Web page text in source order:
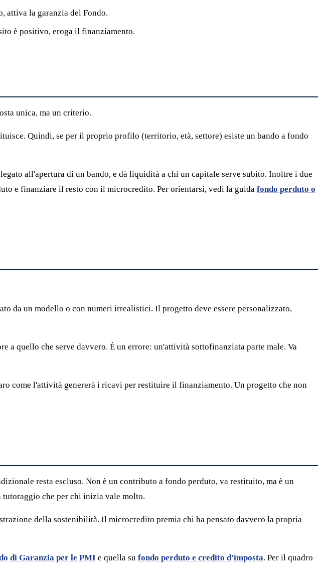
attiva la garanzia del Fondo.
è positivo, eroga il finanziamento.
unica, ma un criterio.
Quindi, se per il proprio profilo (territorio, età, settore) esiste un bando a fondo
all'apertura di un bando, e dà liquidità a chi un capitale serve subito. Inoltre i due
e finanziare il resto con il microcredito. Per orientarsi, vedi la guida fondo perduto o
da un modello o con numeri irrealistici. Il progetto deve essere personalizzato,
quello che serve davvero. È un errore: un'attività sottofinanziata parte male. Va
come l'attività genererà i ricavi per restituire il finanziamento. Un progetto che non
resta escluso. Non è un contributo a fondo perduto, va restituito, ma è un
tutoraggio che per chi inizia vale molto.
della sostenibilità. Il microcredito premia chi ha pensato davvero la propria
di Garanzia per le PMI e quella su fondo perduto e credito d'imposta. Per il quadro